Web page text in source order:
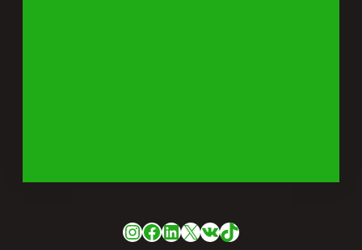
Instagram
Facebook
LinkedIn
X VKTikTok